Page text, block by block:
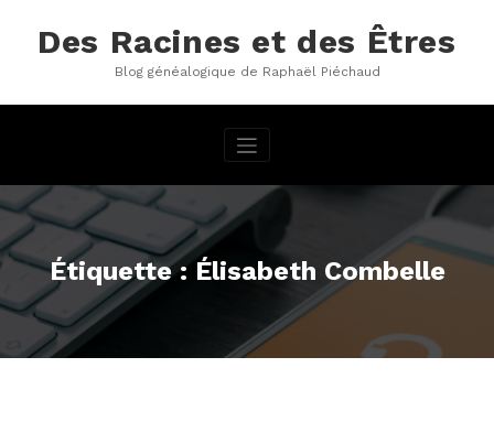
contenuDes Racines et des Êtres
Blog généalogique de Raphaël Piéchaud
Étiquette : Élisabeth Combelle